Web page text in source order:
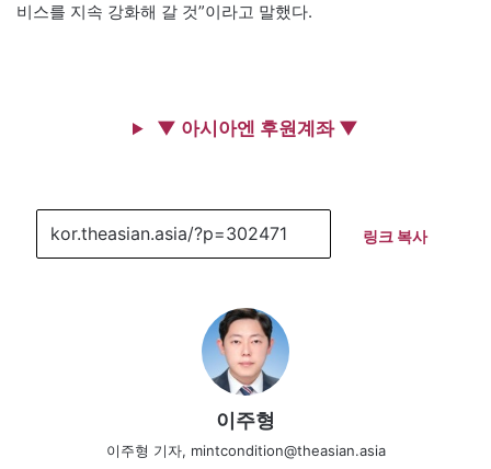
비스를 지속 강화해 갈 것”이라고 말했다.
▼ 아시아엔 후원계좌 ▼
링크 복사
이주형
이주형 기자, mintcondition@theasian.asia